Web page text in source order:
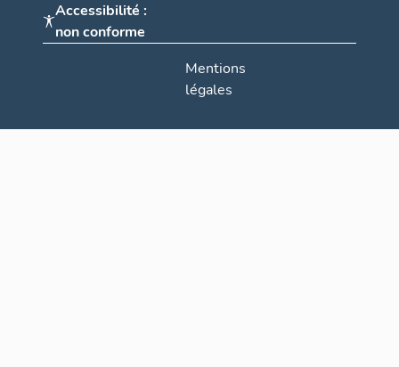
Accessibilité :
non conforme
Mentions
légales